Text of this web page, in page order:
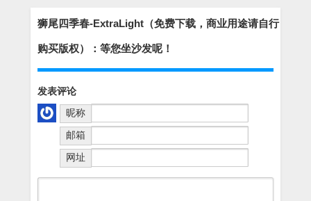
狮尾四季春-ExtraLight（免费下载，商业用途请自行
购买版权）：等您坐沙发呢！
发表评论
昵称
邮箱
网址